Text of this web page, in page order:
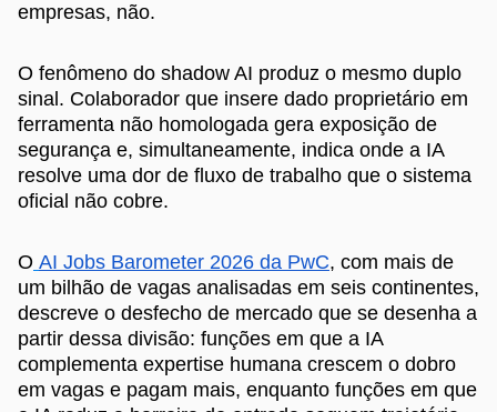
empresas, não.
O fenômeno do shadow AI produz o mesmo duplo
sinal. Colaborador que insere dado proprietário em
ferramenta não homologada gera exposição de
segurança e, simultaneamente, indica onde a IA
resolve uma dor de fluxo de trabalho que o sistema
oficial não cobre.
O AI Jobs Barometer 2026 da PwC, com mais de
um bilhão de vagas analisadas em seis continentes,
descreve o desfecho de mercado que se desenha a
partir dessa divisão: funções em que a IA
complementa expertise humana crescem o dobro
em vagas e pagam mais, enquanto funções em que